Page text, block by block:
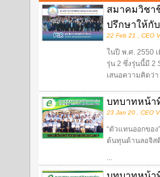
สมาคมวิชา
ปรึกษาให้กั
22 Feb 21 , CEO
ในปี พ.ศ. 2550
รุ่น 2 ซึ่งรุ่นนี้มี 2
เสนอความคิดว่า
บทบาทหน้า
23 Jan 20 , CEO
“ตัวแทนออกขอ
ต้นทุนด้านลอจิส
...